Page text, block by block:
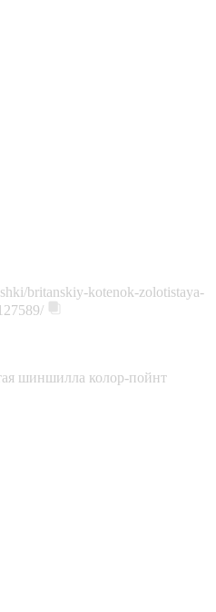
britanskiy-kotenok-zolotistaya-
шиншилла колор-пойнт